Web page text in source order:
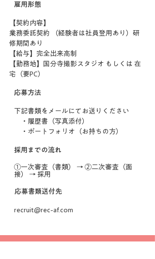
雇用形態
【契約内容】
業務委託契約 （経験者は社員登用あり）研
修期間あり
【給与】完全出来高制
【勤務地】国分寺撮影スタジオ もしくは 在
宅（要PC）
応募方法
下記書類をメールにてお送りください
・履歴書（写真添付）
・ポートフォリオ（お持ちの方）
採用までの流れ
①一次審査（書類） → ②二次審査（面
接） → 採用
応募書類送付先
recruit@rec-af.com